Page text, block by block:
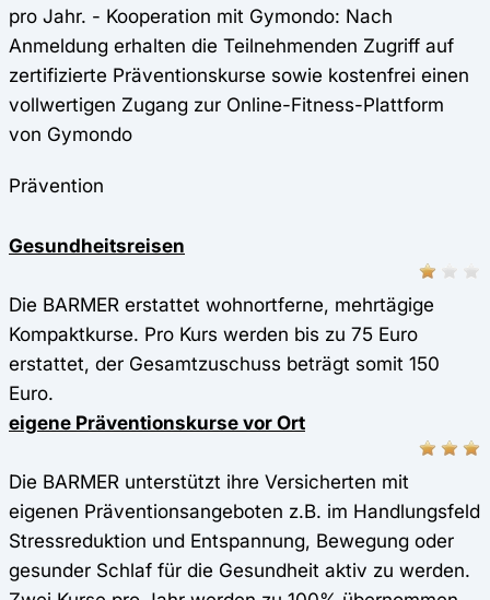
pro Jahr. - Kooperation mit Gymondo: Nach
Anmeldung erhalten die Teilnehmenden Zugriff auf
zertifizierte Präventionskurse sowie kostenfrei einen
vollwertigen Zugang zur Online-Fitness-Plattform
von Gymondo
Prävention
Gesundheitsreisen
Die BARMER erstattet wohnortferne, mehrtägige
Kompaktkurse. Pro Kurs werden bis zu 75 Euro
erstattet, der Gesamtzuschuss beträgt somit 150
Euro.
eigene Präventionskurse vor Ort
Die BARMER unterstützt ihre Versicherten mit
eigenen Präventionsangeboten z.B. im Handlungsfeld
Stressreduktion und Entspannung, Bewegung oder
gesunder Schlaf für die Gesundheit aktiv zu werden.